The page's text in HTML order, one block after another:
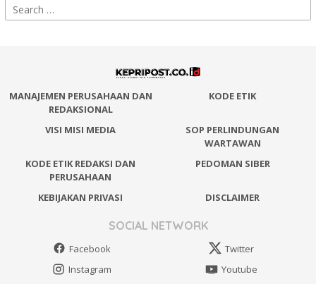
Search
for:
MANAJEMEN PERUSAHAAN DAN
REDAKSIONAL
KODE ETIK
VISI MISI MEDIA
SOP PERLINDUNGAN
WARTAWAN
KODE ETIK REDAKSI DAN
PERUSAHAAN
PEDOMAN SIBER
KEBIJAKAN PRIVASI DISCLAIMER
SOCIAL NETWORK
Facebook
Twitter
Instagram
Youtube